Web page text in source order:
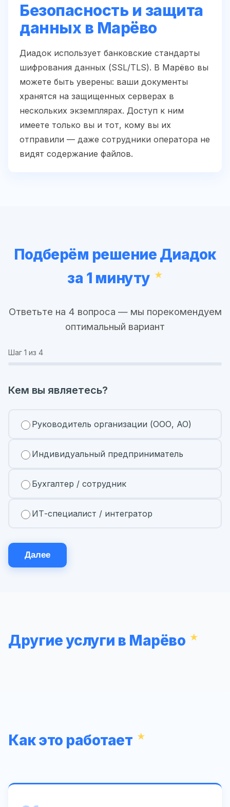
Безопасность и защита
данных в Марёво
Диадок использует банковские стандарты
шифрования данных (SSL/TLS). В Марёво вы
можете быть уверены: ваши документы
хранятся на защищенных серверах в
нескольких экземплярах. Доступ к ним
имеете только вы и тот, кому вы их
отправили — даже сотрудники оператора не
видят содержание файлов.
Подберём решение Диадок
за 1 минуту
Ответьте на 4 вопроса — мы порекомендуем
оптимальный вариант
Шаг 1 из 4
Кем вы являетесь?
Руководитель организации (ООО, АО)
Индивидуальный предприниматель
Бухгалтер / сотрудник
ИТ-специалист / интегратор
Далее
Другие услуги в Марёво
Как это работает